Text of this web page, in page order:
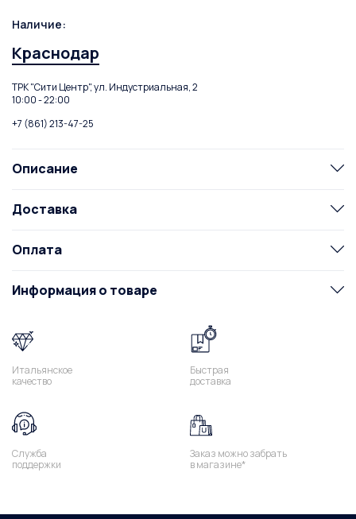
Наличие:
Краснодар
ТРК "Сити Центр", ул. Индустриальная, 2
10:00 - 22:00
+7 (861) 213-47-25
Описание
Доставка
Оплата
Информация о товаре
Итальянское
качество
Быстрая
доставка
Служба
поддержки
Заказ можно забрать
в магазине*